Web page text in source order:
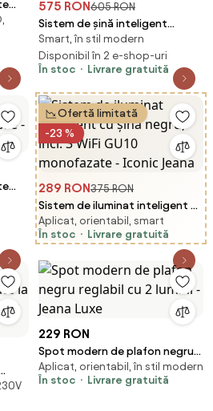
-
575 RON605 RON
Sistem de șină inteligent
monofazat negru cu 5 spoturi,
inclusiv WiFi GU10 - Iconic Jeana
Smart, în stil modern
Disponibil în 2 e-shop-uri
În stoc
Livrare gratuită
Ofertă limitată
-23 %
289 RON375 RON
Sistem de iluminat inteligent cu
șină negru, incl. 3 WiFi GU10
monofazate - Iconic Jeana
Aplicat, orientabil, smart
În stoc
Livrare gratuită
5,5
229 RON
Spot modern de plafon negru
reglabil cu 2 lumini - Jeana Luxe
Aplicat, orientabil, în stil modern
În stoc
Livrare gratuită